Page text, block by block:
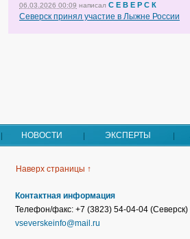
06.03.2026 00:09 написал С Е В Е Р С К
Северск принял участие в Лыжне России
НОВОСТИ ЭКСПЕРТЫ
Наверх страницы ↑
Контактная информация
Телефон/факс: +7 (3823) 54-04-04 (Северск)
vseverskeinfo@mail.ru